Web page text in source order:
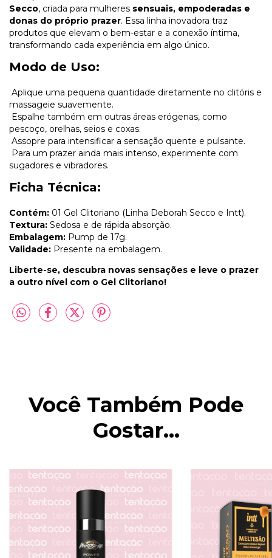
Secco, criada para mulheres sensuais, empoderadas e
donas do próprio prazer. Essa linha inovadora traz
produtos que elevam o bem-estar e a conexão íntima,
transformando cada experiência em algo único.
Modo de Uso:
Aplique uma pequena quantidade diretamente no clitóris e
massageie suavemente.
Espalhe também em outras áreas erógenas, como
pescoço, orelhas, seios e coxas.
Assopre para intensificar a sensação quente e pulsante.
Para um prazer ainda mais intenso, experimente com
sugadores e vibradores.
Ficha Técnica:
Contém: 01 Gel Clitoriano (Linha Deborah Secco e Intt).
Textura: Sedosa e de rápida absorção.
Embalagem: Pump de 17g.
Validade: Presente na embalagem.
Liberte-se, descubra novas sensações e leve o prazer
a outro nível com o Gel Clitoriano!
Você Também Pode
Gostar...